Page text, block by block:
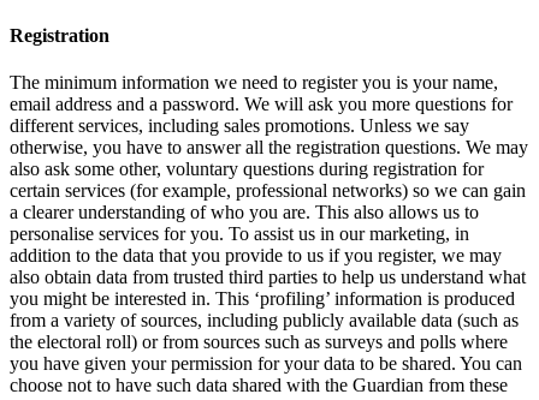
Registration
The minimum information we need to register you is your name,
email address and a password. We will ask you more questions for
different services, including sales promotions. Unless we say
otherwise, you have to answer all the registration questions. We may
also ask some other, voluntary questions during registration for
certain services (for example, professional networks) so we can gain
a clearer understanding of who you are. This also allows us to
personalise services for you. To assist us in our marketing, in
addition to the data that you provide to us if you register, we may
also obtain data from trusted third parties to help us understand what
you might be interested in. This ‘profiling’ information is produced
from a variety of sources, including publicly available data (such as
the electoral roll) or from sources such as surveys and polls where
you have given your permission for your data to be shared. You can
choose not to have such data shared with the Guardian from these